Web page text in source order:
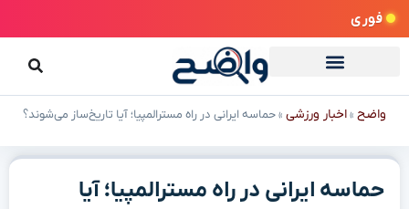
فوری
واضح »اخبار ورزشی »حماسه ایرانی در راه مسترالمپیا؛ آیا تاریخ‌ساز می‌شوند؟
حماسه ایرانی در راه مسترالمپیا؛ آیا